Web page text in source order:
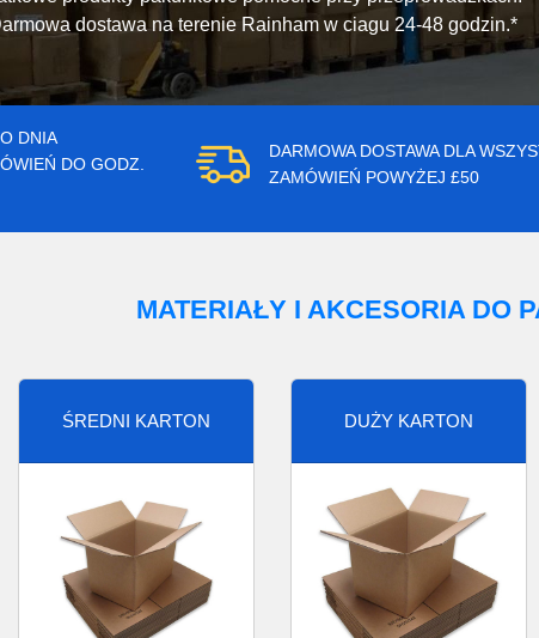
dostawa na terenie Rainham w ciagu 24-48 godzin.*
DNIA
DO GODZ.
DARMOWA DOSTAWA DLA
ZAMÓWIEŃ POWYŻEJ £50
MATERIAŁY I AKCESORIA DO
ŚREDNI KARTON DUŻY KARTON